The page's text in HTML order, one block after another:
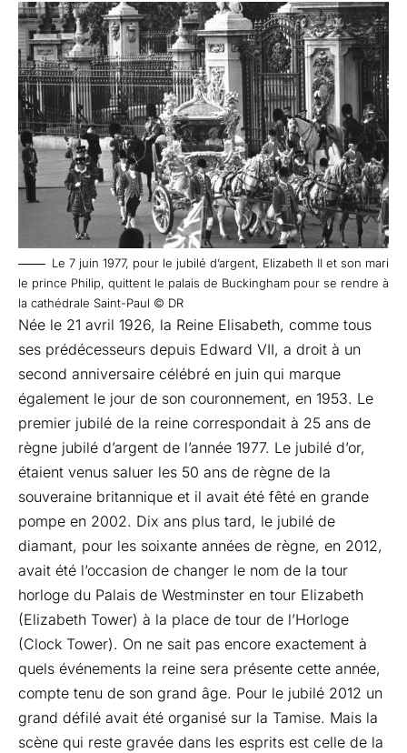
Le 7 juin 1977, pour le jubilé d’argent, Elizabeth II et son mari
le prince Philip, quittent le palais de Buckingham pour se rendre à
la cathédrale Saint-Paul © DR
Née le 21 avril 1926, la Reine Elisabeth, comme tous
ses prédécesseurs depuis Edward VII, a droit à un
second anniversaire célébré en juin qui marque
également le jour de son couronnement, en 1953. Le
premier jubilé de la reine correspondait à 25 ans de
règne jubilé d’argent de l’année 1977. Le jubilé d’or,
étaient venus saluer les 50 ans de règne de la
souveraine britannique et il avait été fêté en grande
pompe en 2002. Dix ans plus tard, le jubilé de
diamant, pour les soixante années de règne, en 2012,
avait été l’occasion de changer le nom de la tour
horloge du Palais de Westminster en tour Elizabeth
(Elizabeth Tower) à la place de tour de l’Horloge
(Clock Tower). On ne sait pas encore exactement à
quels événements la reine sera présente cette année,
compte tenu de son grand âge. Pour le jubilé 2012 un
grand défilé avait été organisé sur la Tamise. Mais la
scène qui reste gravée dans les esprits est celle de la